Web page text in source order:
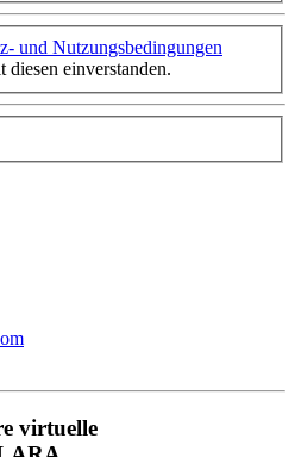
und Nutzungsbedingungen
diesen einverstanden.
virtuelle